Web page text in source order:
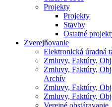
Projekty
Projekty
Stavby
Ostatné
Zverejňovanie
Elektronická úradná
Zmluvy, Faktúry,
Zmluvy, Faktúry,
Archív
Zmluvy, Faktúry,
Zmluvy, Faktúry,
Verejné obstáravanie